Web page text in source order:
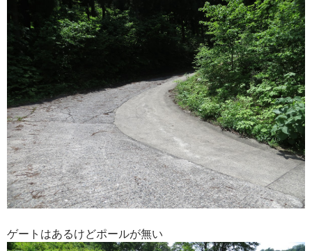
ゲートはあるけどポールが無い